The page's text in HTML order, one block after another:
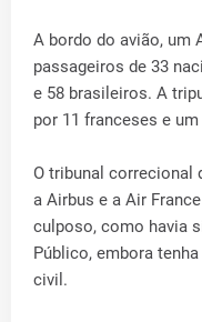
A bordo do avião, um
passageiros de 33
e 58 brasileiros. A
por 11 franceses e
O tribunal correcional
a Airbus e a Air
culposo, como havia
Público, embora
civil.